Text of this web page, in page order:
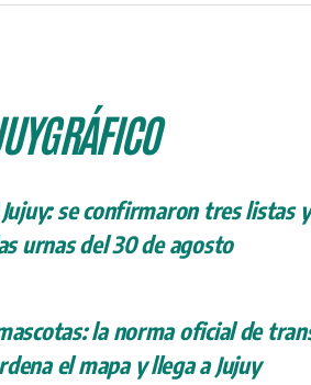
Jujuy: se confirmaron tres listas
urnas del 30 de agosto
la norma oficial de
el mapa y llega a Jujuy